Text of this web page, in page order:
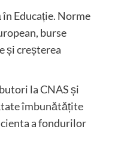
Educație. Norme
burse
și creșterea
la CNAS și
îmbunătățite
a fondurilor